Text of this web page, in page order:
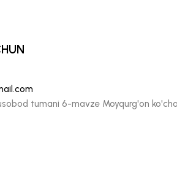
tumani 6-mavze Moyqurg'on